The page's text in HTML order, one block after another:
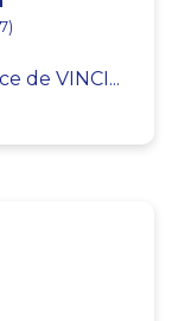
de VINCI...